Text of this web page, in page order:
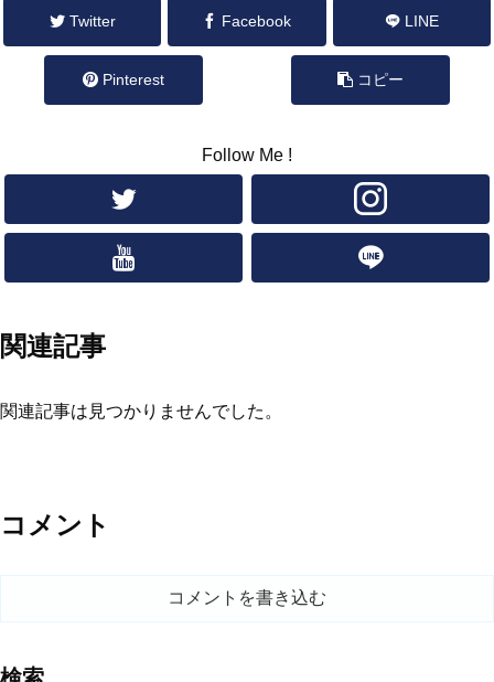
Twitter Facebook LINE
Pinterest コピー
Follow Me !
関連記事
関連記事は見つかりませんでした。
コメント
コメントを書き込む